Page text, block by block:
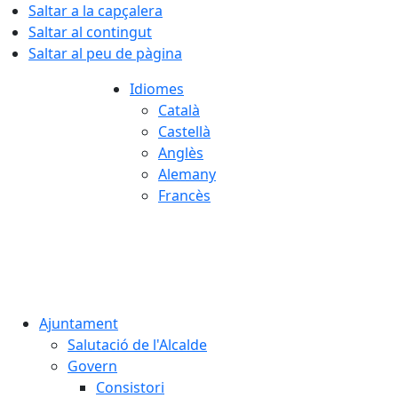
Saltar a la capçalera
Saltar al contingut
Saltar al peu de pàgina
Idiomes
Català
Castellà
Anglès
Alemany
Francès
Ajuntament
Salutació de l'Alcalde
Govern
Consistori